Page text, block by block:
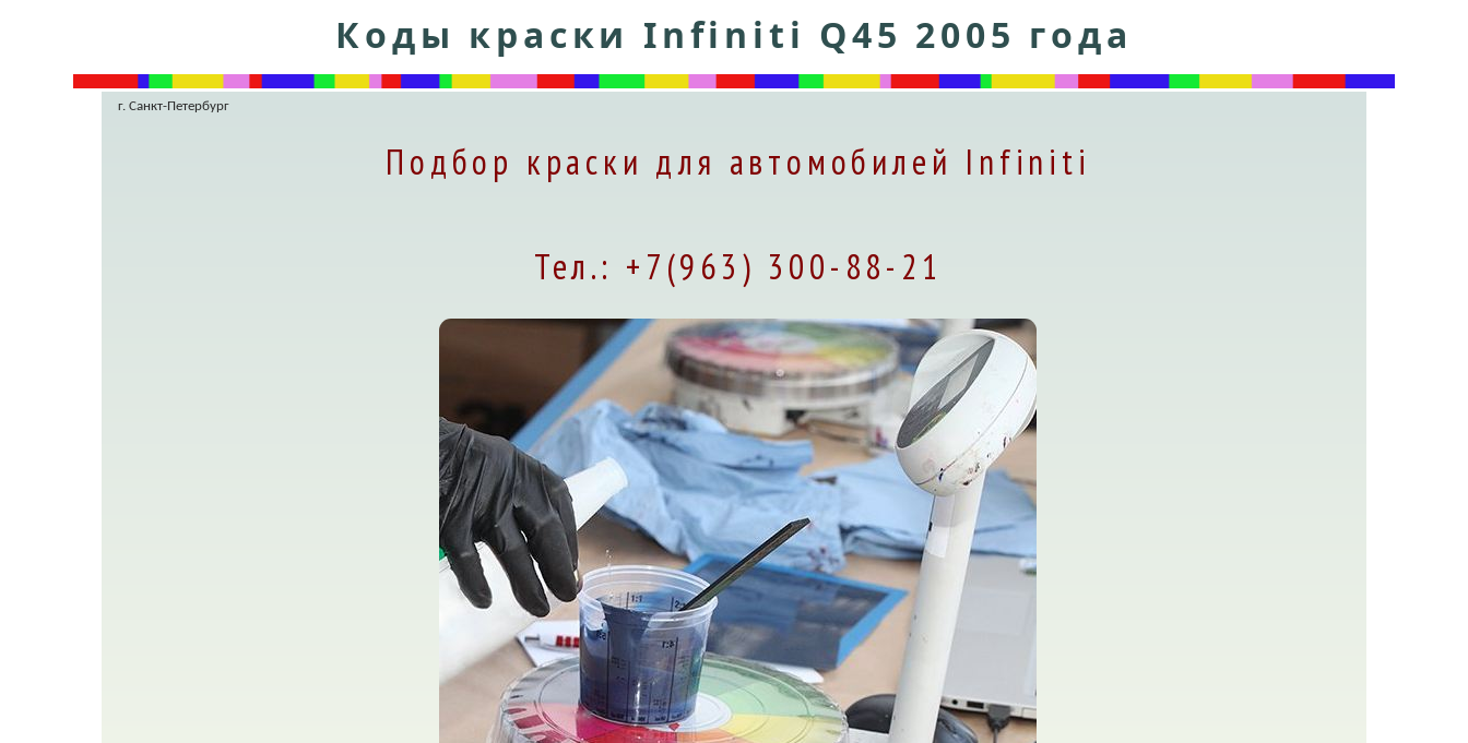
Коды краски Infiniti Q45 2005 года
г. Санкт-Петербург
Подбор краски для автомобилей Infiniti
Тел.: +7(963) 300-88-21